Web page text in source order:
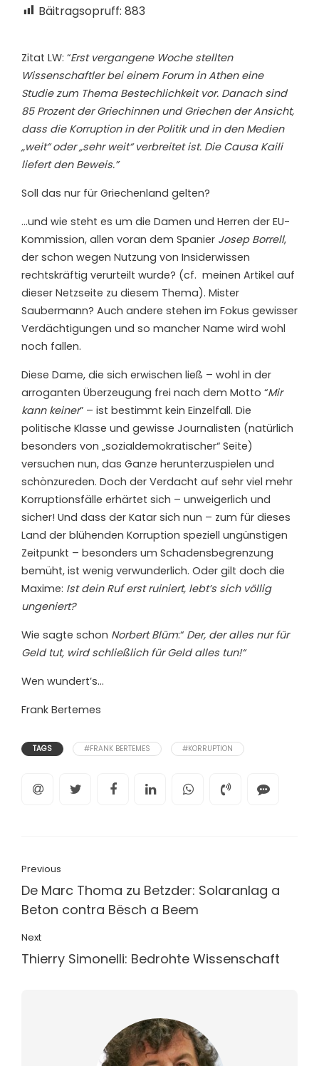
Bäitragsopruff: 883
Zitat LW: “Erst vergangene Woche stellten
Wissenschaftler bei einem Forum in Athen eine
Studie zum Thema Bestechlichkeit vor. Danach sind
85 Prozent der Griechinnen und Griechen der Ansicht,
dass die Korruption in der Politik und in den Medien
„weit“ oder „sehr weit“ verbreitet ist. Die Causa Kaili
liefert den Beweis.”
Soll das nur für Griechenland gelten?
…und wie steht es um die Damen und Herren der EU-
Kommission, allen voran dem Spanier Josep Borrell,
der schon wegen Nutzung von Insiderwissen
rechtskräftig verurteilt wurde? (cf. meinen Artikel auf
dieser Netzseite zu diesem Thema). Mister
Saubermann? Auch andere stehen im Fokus gewisser
Verdächtigungen und so mancher Name wird wohl
noch fallen.
Diese Dame, die sich erwischen ließ – wohl in der
arroganten Überzeugung frei nach dem Motto “Mir
kann keiner” – ist bestimmt kein Einzelfall. Die
politische Klasse und gewisse Journalisten (natürlich
besonders von „sozialdemokratischer“ Seite)
versuchen nun, das Ganze herunterzuspielen und
schönzureden. Doch der Verdacht auf sehr viel mehr
Korruptionsfälle erhärtet sich – unweigerlich und
sicher! Und dass der Katar sich nun – zum für dieses
Land der blühenden Korruption speziell ungünstigen
Zeitpunkt – besonders um Schadensbegrenzung
bemüht, ist wenig verwunderlich. Oder gilt doch die
Maxime: Ist dein Ruf erst ruiniert, lebt’s sich völlig
ungeniert?
Wie sagte schon Norbert Blüm:“ Der, der alles nur für
Geld tut, wird schließlich für Geld alles tun!“
Wen wundert’s…
Frank Bertemes
TAGS #FRANK BERTEMES #KORRUPTION
Previous
De Marc Thoma zu Betzder: Solaranlag a
Beton contra Bësch a Beem
Next
Thierry Simonelli: Bedrohte Wissenschaft